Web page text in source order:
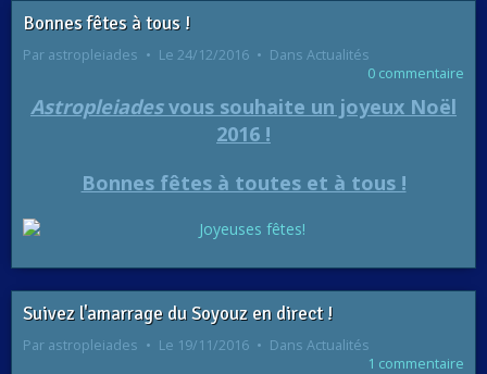
Bonnes fêtes à tous !
Par astropleiades Le 24/12/2016 Dans Actualités
0 commentaire
Astropleiadesvous souhaite un joyeux Noël
2016 !
Bonnes fêtes à toutes et à tous !
Suivez l'amarrage du Soyouz en direct !
Par astropleiades Le 19/11/2016 Dans Actualités
1 commentaire